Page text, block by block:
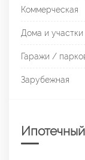
Коммерческая
Дома и участки
Гаражи /
Зарубежная